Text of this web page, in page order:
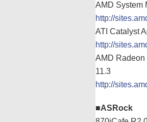
AMD System
http://
ATI Catalyst
http://
AMD Radeon
11.3
http://
■ASRock